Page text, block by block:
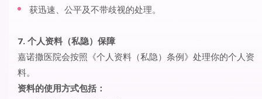
获迅速、公平及不带歧视的处理。
7. 个人资料（私隐）保障
嘉诺撒医院会按照《个人资料（私隐）条例》处理你的个人资
料。
资料的使用方式包括：